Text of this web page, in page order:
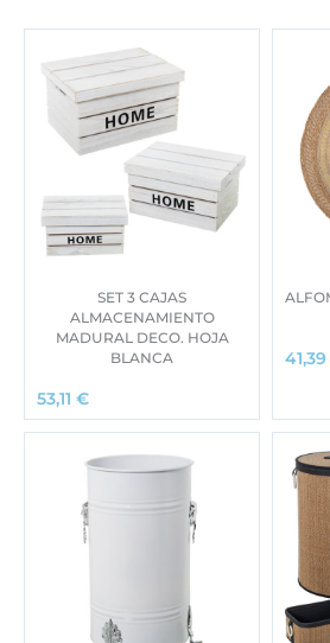
SET 3 CAJAS
ALMACENAMIENTO
MADURAL DECO. HOJA
BLANCA
53,11 €
41,39